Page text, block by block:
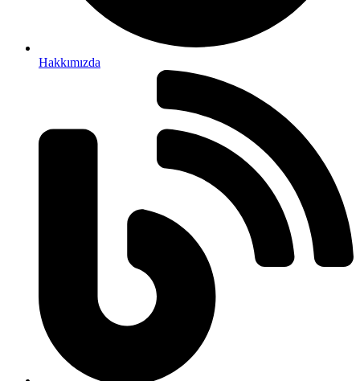
Hakkımızda